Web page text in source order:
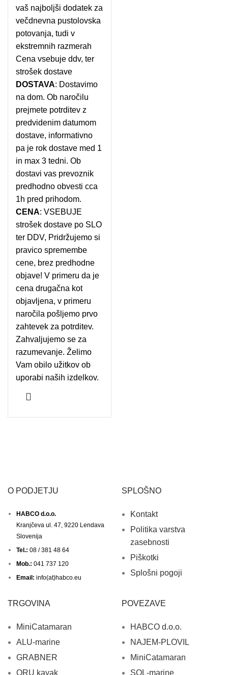
vaš najboljši dodatek za
večdnevna pustolovska
potovanja, tudi v
ekstremnih razmerah
Cena vsebuje ddv, ter
strošek dostave
DOSTAVA: Dostavimo
na dom. Ob naročilu
prejmete potrditev z
predvidenim datumom
dostave, informativno
pa je rok dostave med 1
in max 3 tedni. Ob
dostavi vas prevoznik
predhodno obvesti cca
1h pred prihodom.
CENA: VSEBUJE
strošek dostave po SLO
ter DDV, Pridržujemo si
pravico spremembe
cene, brez predhodne
objave! V primeru da je
cena drugačna kot
objavljena, v primeru
naročila pošljemo prvo
zahtevek za potrditev.
Zahvaljujemo se za
razumevanje. Želimo
Vam obilo užitkov ob
uporabi naših izdelkov.
O PODJETJU
HABCO d.o.o.
Kranjčeva ul. 47, 9220 Lendava
Slovenija
Tel.: 08 / 381 48 64
Mob.: 041 737 120
Email: info(at)habco.eu
SPLOŠNO
Kontakt
Politika varstva
zasebnosti
Piškotki
Splošni pogoji
TRGOVINA
MiniCatamaran
ALU-marine
GRABNER
ORU kayak
POVEZAVE
HABCO d.o.o.
NAJEM-PLOVIL
MiniCatamaran
SOL-marine